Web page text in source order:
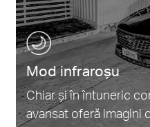
Mod infraroșu
Chiar și în întuneric
avansat oferă imagini